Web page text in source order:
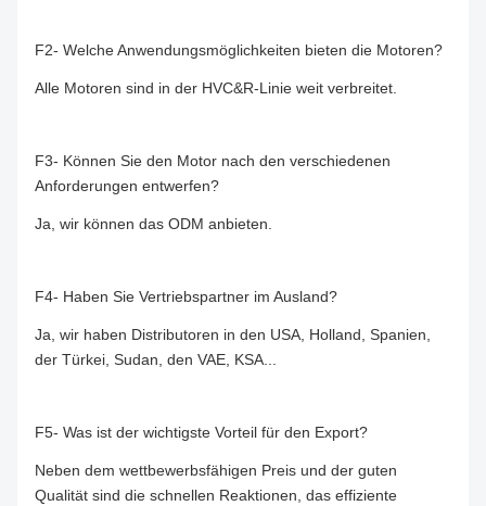
F2- Welche Anwendungsmöglichkeiten bieten die Motoren?
Alle Motoren sind in der HVC&R-Linie weit verbreitet.
F3- Können Sie den Motor nach den verschiedenen
Anforderungen entwerfen?
Ja, wir können das ODM anbieten.
F4- Haben Sie Vertriebspartner im Ausland?
Ja, wir haben Distributoren in den USA, Holland, Spanien,
der Türkei, Sudan, den VAE, KSA...
F5- Was ist der wichtigste Vorteil für den Export?
Neben dem wettbewerbsfähigen Preis und der guten
Qualität sind die schnellen Reaktionen, das effiziente